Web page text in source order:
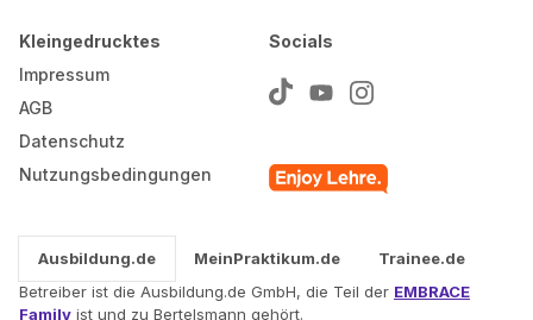
Kleingedrucktes
Impressum
AGB
Datenschutz
Nutzungsbedingungen
Socials
Ausbildung.de MeinPraktikum.de
Trainee.de
Betreiber ist die Ausbildung.de GmbH, die Teil der EMBRACE
Family ist und zu Bertelsmann gehört.